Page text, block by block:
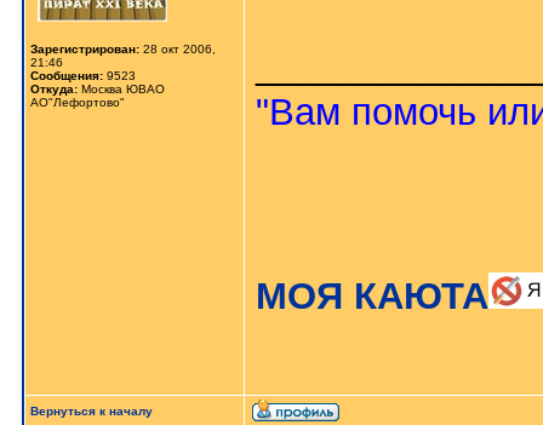
Зарегистрирован: 28 окт 2006,
21:46
Сообщения: 9523
Откуда: Москва ЮВАО
АО"Лефортово"
"Вам помочь
МОЯ КАЮТА
Вернуться к началу